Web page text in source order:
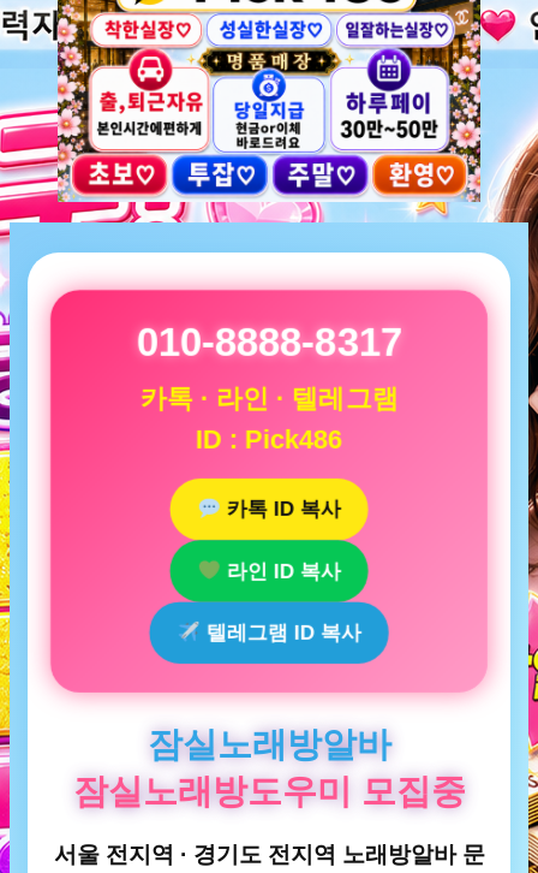
010-8888-8317
카톡 · 라인 · 텔레그램
ID : Pick486
카톡 ID 복사
라인 ID 복사
텔레그램 ID 복사
잠실노래방알바
잠실노래방도우미 모집중
서울 전지역 · 경기도 전지역 노래방알바 문